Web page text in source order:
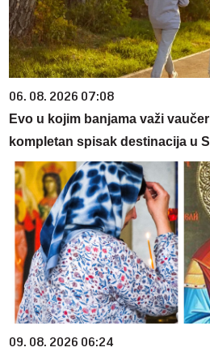
06. 08. 2026 07:08
Evo u kojim banjama važi
kompletan spisak destinacija u
09. 08. 2026 06:24